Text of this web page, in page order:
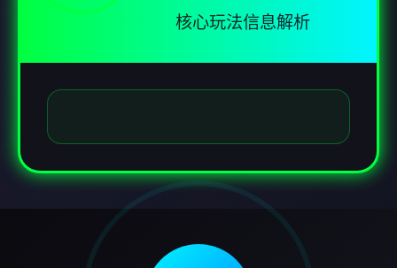
核心玩法信息解析